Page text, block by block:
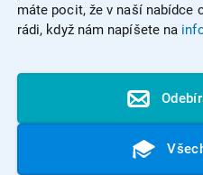
máte pocit, že v naší nabídce
rádi, když nám napíšete na